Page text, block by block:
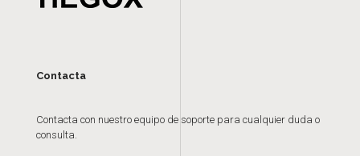
Contacta
Contacta con nuestro equipo de soporte para cualquier duda o
consulta.